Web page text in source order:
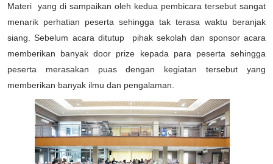
Materi yang di sampaikan oleh kedua pembicara tersebut sangat
menarik perhatian peserta sehingga tak terasa waktu beranjak
siang. Sebelum acara ditutup pihak sekolah dan sponsor acara
memberikan banyak door prize kepada para peserta sehingga
peserta merasakan puas dengan kegiatan tersebut yang
memberikan banyak ilmu dan pengalaman.